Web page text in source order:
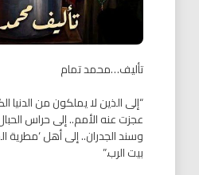
تأليف…محمد تمام
“إلى الذين لا يملكون من الدنيا
عجزت عنه الأمم.. إلى حراس
وسند الجدران.. إلى أهل ‘مطرية
بيت الرب.”